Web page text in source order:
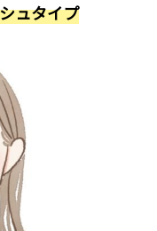
ュタイプ